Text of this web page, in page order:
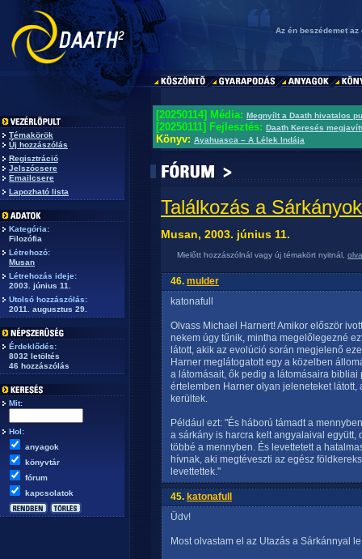
Az én beszédemet
Témakörök
Új hozzászólás
Regisztráció
Jelszócsere
Emailcsere
Lapozható lista
Kategória:
Filozófia
Létrehozó:
Musan
Létrehozás ideje:
2003. június 11.
Utolsó hozzászólás:
2011. augusztus 29.
Érdeklődés:
8032 letöltés
46 hozzászólás
Mit:
Hol:
anyagok
könyvtár
fórum
kapcsolatok
[20250114] Média: Megnyílt a Daath hivatalos
[20250111] Fejlesztés: Daath Keresés
Könyv: Ayahuasca – A Lélek Indája
Találkozás a
Musan, 2003. június 11.
Mielőtt hozzászólnál vagy új témakört nyitnál,
46. mulder
katonafull
Olvass Michael Harnert! Amikor először
nekem úgy tűnik, mintha megelőlegezné
látott, akik az evolúció során megjelenő
Harner meglátogatott egy a közelben
a látomásait, ők pedig a látomásaira
értelemben Harner olyan jeleneteket
kerültek.
Például ezt: "És háború támadt a
a sárkány is harcra kelt angyalaival
többé a mennyben. És levettetett a
hívnak, aki megtéveszti az egész
levettettek."
45. katonafull
Üdv!
Most olvastam el az Utazás a Sárkánnyal